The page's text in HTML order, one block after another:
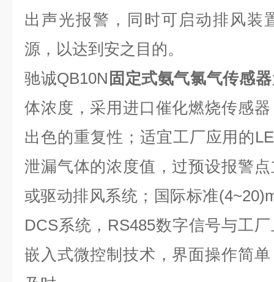
出声光报警，同时可启动排风装
源，以达到安之目的。
驰诚QB10N 固定式氨气氯气传感器
体浓度，采用进口催化燃烧传感
出色的重复性；适宜工厂应用的
泄漏气体的浓度值，过预设报警
或驱动排风系统；国际标准
DCS系统，RS485数字信号与工
嵌入式微控制技术，界面操作简